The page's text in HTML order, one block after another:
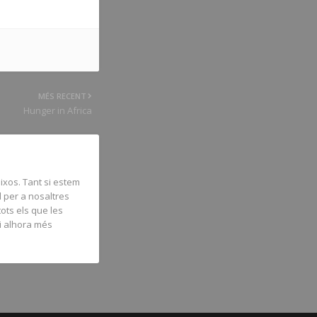
MÉS RECENT
Hunger in Africa
Tant si estem
per a nosaltres
els que les
alhora més